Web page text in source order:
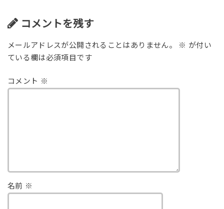
コメントを残す
メールアドレスが公開されることはありません。 ※ が付い
ている欄は必須項目です
コメント ※
名前 ※